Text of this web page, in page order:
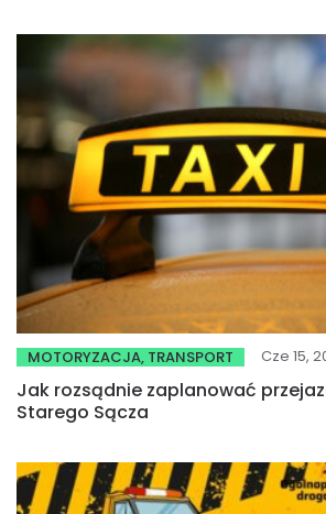
MOTORYZACJA, TRANSPORT Cze 15,
Jak rozsądnie zaplanować
Starego Sącza